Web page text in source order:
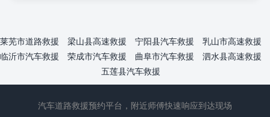
莱芜市道路救援 梁山县高速救援 宁阳县汽车救援
乳山市高速救援
临沂市汽车救援
荣成市汽车救援 曲阜市汽车救援
泗水县高速救援
五莲县汽车救援
汽车道路救援预约平台，附近师傅快速响应到达现场